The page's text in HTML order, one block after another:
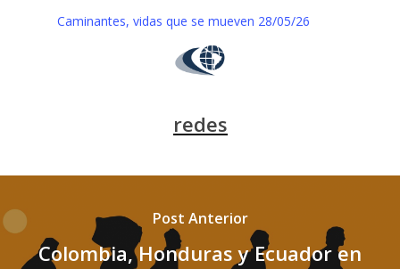
Caminantes, vidas que se mueven 28/05/26
redes
Post Anterior
Colombia, Honduras y Ecuador en